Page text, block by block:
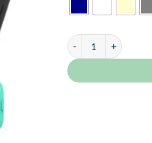
Case Silicona Para